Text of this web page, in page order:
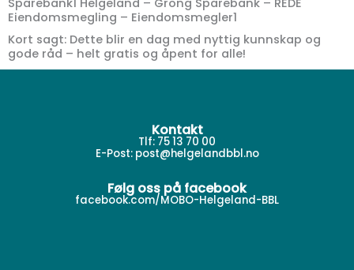
Sparebank1 Helgeland – Grong Sparebank – REDE
Eiendomsmegling – Eiendomsmegler1
Kort sagt: Dette blir en dag med nyttig kunnskap og
gode råd – helt gratis og åpent for alle!
Kontakt
Tlf: 75 13 70 00
E-Post: post@helgelandbbl.no
Følg oss på facebook
facebook.com/MOBO-Helgeland-BBL